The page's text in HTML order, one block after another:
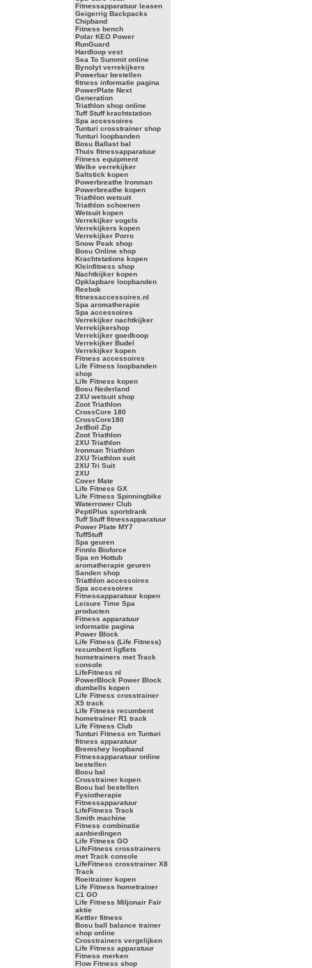
Fitnessapparatuur leasen
Geigerrig Backpacks
Chipband
Fitness bench
Polar KEO Power
RunGuard
Hardloop vest
Sea To Summit online
Bynolyt verrekijkers
Powerbar bestellen
fitness informatie pagina
PowerPlate Next
Generation
Triathlon shop online
Tuff Stuff krachtstation
Spa accessoires
Tunturi crosstrainer shop
Tunturi loopbanden
Bosu Ballast bal
Thuis fitnessapparatuur
Fitness equipment
Welke verrekijker
Saltstick kopen
Powerbreathe Ironman
Powerbreathe kopen
Triathlon wetsuit
Triathlon schoenen
Wetsuit kopen
Verrekijker vogels
Verrekijkers kopen
Verrekijker Porro
Snow Peak shop
Bosu Online shop
Krachtstations kopen
Kleinfitness shop
Nachtkijker kopen
Opklapbare loopbanden
Reebok
fitnessaccessoires.nl
Spa aromatherapie
Spa accessoires
Verrekijker nachtkijker
Verrekijkershop
Verrekijker goedkoop
Verrekijker Budel
Verrekijker kopen
Fitness accessoires
Life Fitness loopbanden
shop
Life Fitness kopen
Bosu Nederland
2XU wetsuit shop
Zoot Triathlon
CrossCore 180
CrossCore180
JetBoil Zip
Zoot Triathlon
2XU Triathlon
Ironman Triathlon
2XU Triathlon suit
2XU Tri Suit
2XU
Cover Mate
Life Fitness GX
Life Fitness Spinningbike
Waterrower Club
PeptiPlus sportdrank
Tuff Stuff fitnessapparatuur
Power Plate MY7
TuffStuff
Spa geuren
Finnlo Bioforce
Spa en Hottub
aromatherapie geuren
Sanden shop
Triathlon accessoires
Spa accessoires
Fitnessapparatuur kopen
Leisure Time Spa
producten
Fitness apparatuur
informatie pagina
Power Block
Life Fitness (Life Fitness)
recumbent ligfiets
hometrainers met Track
console
LifeFitness nl
PowerBlock Power Block
dumbells kopen
Life Fitness crosstrainer
X5 track
Life Fitness recumbent
hometrainer R1 track
Life Fitness Club
Tunturi Fitness en Tunturi
fitness apparatuur
Bremshey loopband
Fitnessapparatuur online
bestellen
Bosu bal
Crosstrainer kopen
Bosu bal bestellen
Fysiotherapie
Fitnessapparatuur
LifeFitness Track
Smith machine
Fitness combinatie
aanbiedingen
Life Fitness GO
LifeFitness crosstrainers
met Track console
LifeFitness crosstrainer X8
Track
Roeitrainer kopen
Life Fitness hometrainer
C1 GO
Life Fitness Miljonair Fair
aktie
Kettler fitness
Bosu ball balance trainer
shop online
Crosstrainers vergelijken
Life Fitness apparatuur
Fitness merken
Flow Fitness shop